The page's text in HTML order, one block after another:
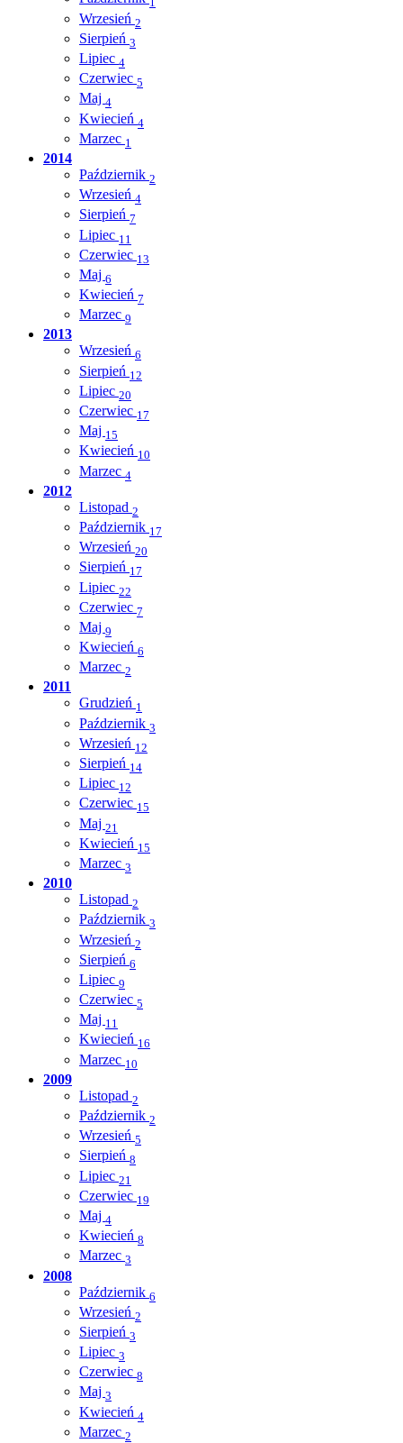
1
Wrzesień 2
Sierpień 3
Lipiec 4
Czerwiec 5
Maj 4
Kwiecień 4
Marzec 1
2014
Październik 2
Wrzesień 4
Sierpień 7
Lipiec 11
Czerwiec 13
Maj 6
Kwiecień 7
Marzec 9
2013
Wrzesień 6
Sierpień 12
Lipiec 20
Czerwiec 17
Maj 15
Kwiecień 10
Marzec 4
2012
Listopad 2
Październik 17
Wrzesień 20
Sierpień 17
Lipiec 22
Czerwiec 7
Maj 9
Kwiecień 6
Marzec 2
2011
Grudzień 1
Październik 3
Wrzesień 12
Sierpień 14
Lipiec 12
Czerwiec 15
Maj 21
Kwiecień 15
Marzec 3
2010
Listopad 2
Październik 3
Wrzesień 2
Sierpień 6
Lipiec 9
Czerwiec 5
Maj 11
Kwiecień 16
Marzec 10
2009
Listopad 2
Październik 2
Wrzesień 5
Sierpień 8
Lipiec 21
Czerwiec 19
Maj 4
Kwiecień 8
Marzec 3
2008
Październik 6
Wrzesień 2
Sierpień 3
Lipiec 3
Czerwiec 8
Maj 3
Kwiecień 4
Marzec 2